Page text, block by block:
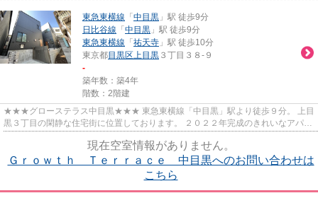
東急東横線 「 中目黒 」駅 徒歩9分
日比谷線 「 中目黒 」駅 徒歩9分
東急東横線 「 祐天寺 」駅 徒歩10分
東京都目黒区上目黒 ３丁目３８-９
-
築年数：築4年
階数：2階建
★★★グローステラス中目黒★★★ 東急東横線「中目黒」駅より徒歩９分。 上目
黒３丁目の閑静な住宅街に位置しております。 ２０２２年完成のきれいなアパー
現在空室情報がありません。
Ｇｒｏｗｔｈ Ｔｅｒｒａｃｅ 中目黒へのお問い合わせは
こちら